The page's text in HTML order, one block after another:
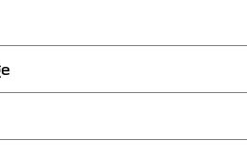
mobiles du moteur et les
essentiel
le niveau d’huile moteur et de le
s’allume, contactez impérativement
le niveau d’huile pour engrenage et